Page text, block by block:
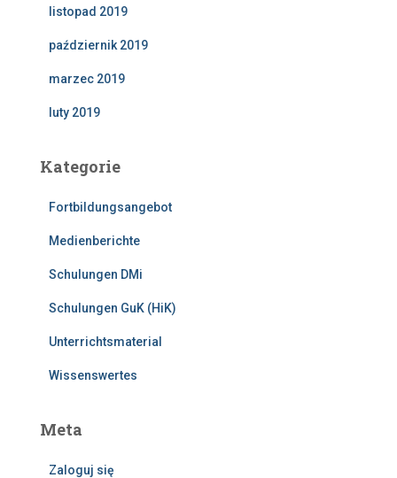
listopad 2019
październik 2019
marzec 2019
luty 2019
Kategorie
Fortbildungsangebot
Medienberichte
Schulungen DMi
Schulungen GuK (HiK)
Unterrichtsmaterial
Wissenswertes
Meta
Zaloguj się